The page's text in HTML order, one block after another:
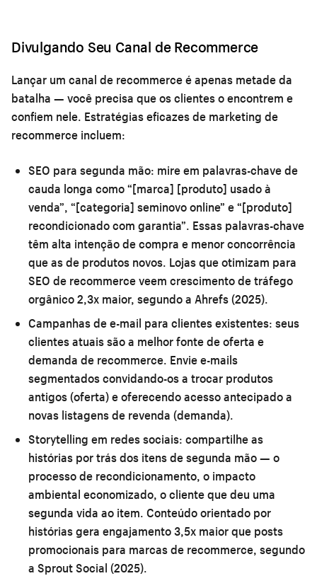
Divulgando Seu Canal de Recommerce
Lançar um canal de recommerce é apenas metade da
batalha — você precisa que os clientes o encontrem e
confiem nele. Estratégias eficazes de marketing de
recommerce incluem:
SEO para segunda mão: mire em palavras-chave de
cauda longa como “[marca] [produto] usado à
venda”, “[categoria] seminovo online” e “[produto]
recondicionado com garantia”. Essas palavras-chave
têm alta intenção de compra e menor concorrência
que as de produtos novos. Lojas que otimizam para
SEO de recommerce veem crescimento de tráfego
orgânico 2,3x maior, segundo a Ahrefs (2025).
Campanhas de e-mail para clientes existentes: seus
clientes atuais são a melhor fonte de oferta e
demanda de recommerce. Envie e-mails
segmentados convidando-os a trocar produtos
antigos (oferta) e oferecendo acesso antecipado a
novas listagens de revenda (demanda).
Storytelling em redes sociais: compartilhe as
histórias por trás dos itens de segunda mão — o
processo de recondicionamento, o impacto
ambiental economizado, o cliente que deu uma
segunda vida ao item. Conteúdo orientado por
histórias gera engajamento 3,5x maior que posts
promocionais para marcas de recommerce, segundo
a Sprout Social (2025).